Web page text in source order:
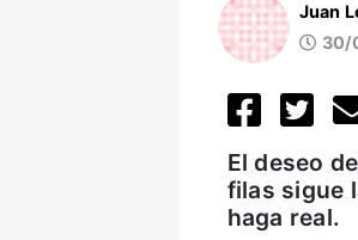
Juan
30/
El deseo
filas sigue
haga real.